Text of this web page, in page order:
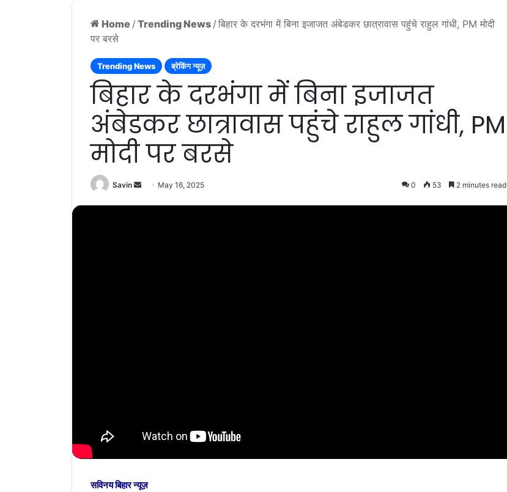
Home / Trending News / बिहार के दरभंगा में बिना इजाजत अंबेडकर छात्रावास पहुंचे राहुल गांधी, PM मोदी
पर बरसे
Trending News ब्रेकिंग न्यूज़
बिहार के दरभंगा में बिना इजाजत
अंबेडकर छात्रावास पहुंचे राहुल गांधी, PM
मोदी पर बरसे
Savin
SendMay 16, 2025 0 53 2 minutes read
सविनय बिहार न्यूज़